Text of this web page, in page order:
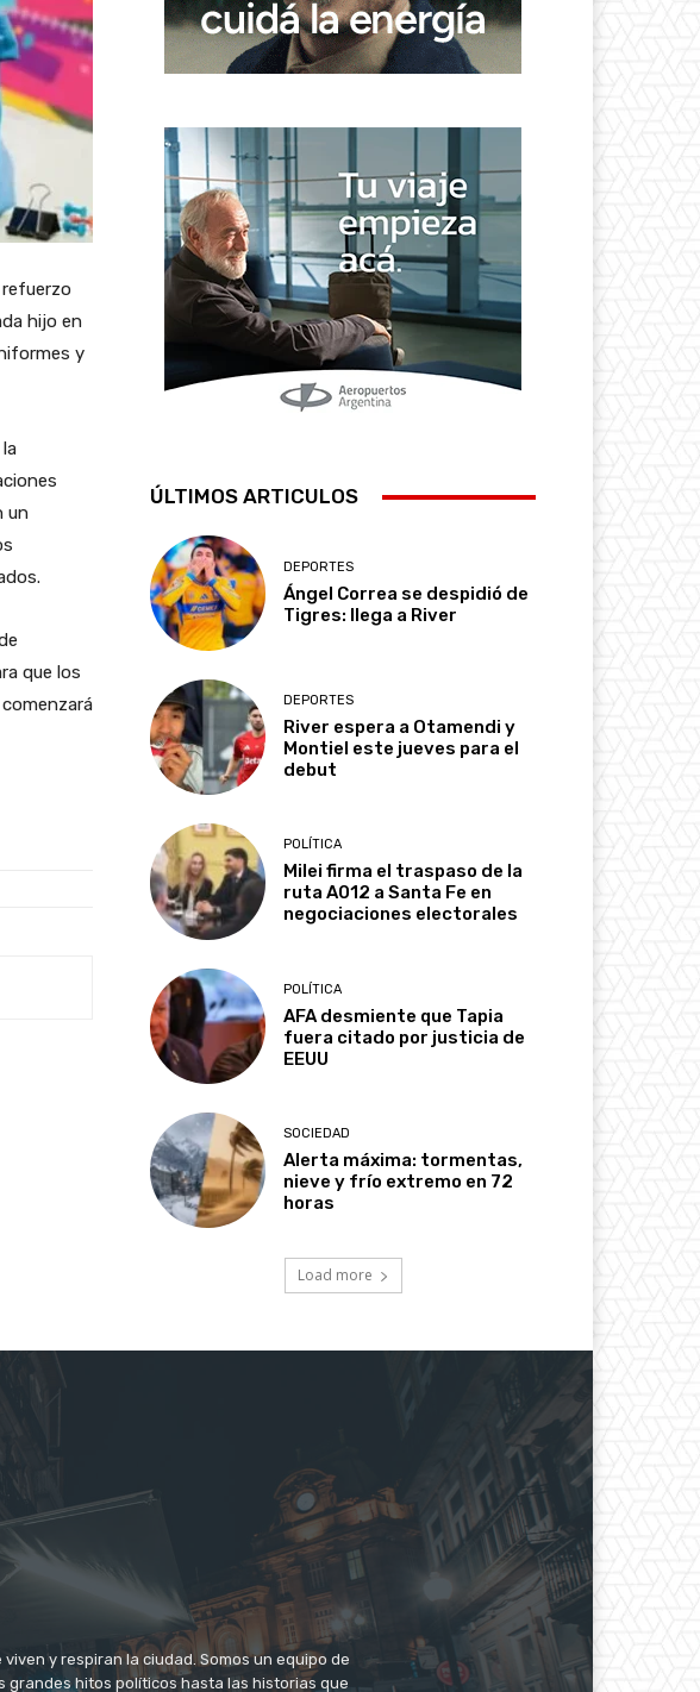
hijo en
y
un
que los
ÚLTIMOS ARTICULOS
DEPORTES
Ángel Correa se despidió de
Tigres: llega a River
DEPORTES
River espera a Otamendi y
Montiel este jueves para el
debut
POLÍTICA
Milei firma el traspaso de la
ruta A012 a Santa Fe en
negociaciones electorales
POLÍTICA
AFA desmiente que Tapia
fuera citado por justicia de
EEUU
SOCIEDAD
Alerta máxima: tormentas,
nieve y frío extremo en 72
horas
Load more
y respiran la ciudad. Somos un equipo de
hitos políticos hasta las historias que